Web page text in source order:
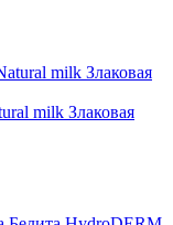
milk Злаковая